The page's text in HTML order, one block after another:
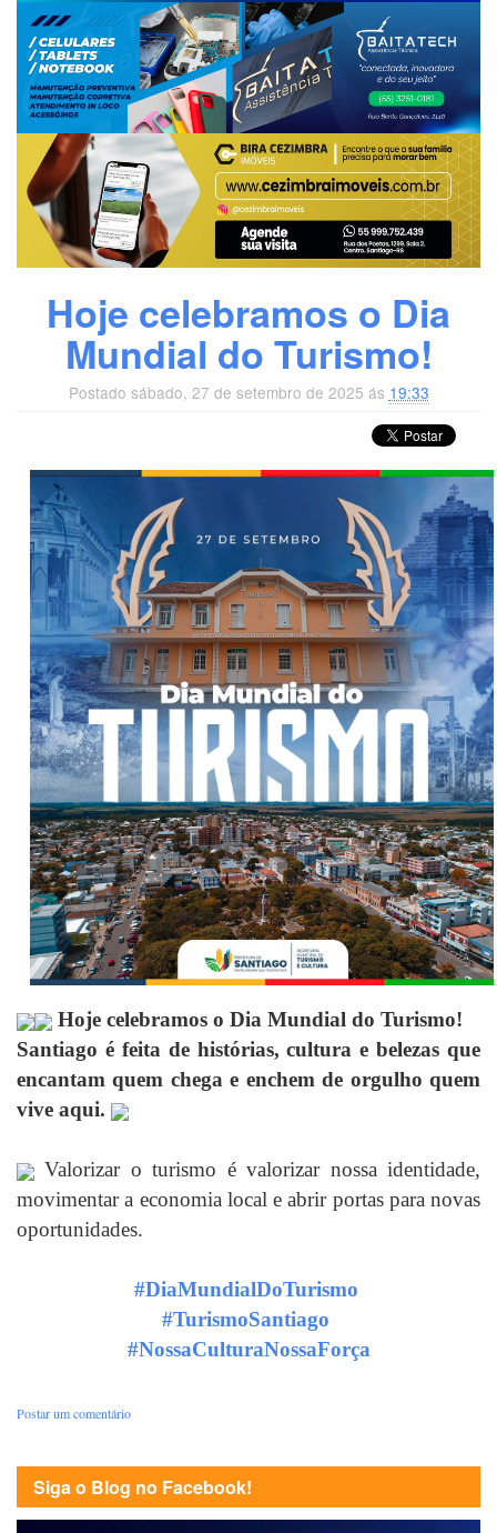
Hoje celebramos o Dia
Mundial do Turismo!
Postado sábado, 27 de setembro de 2025 ás 19:33
Hoje celebramos o Dia Mundial do Turismo!
Santiago é feita de histórias, cultura e belezas que
encantam quem chega e enchem de orgulho quem
vive aqui.
Valorizar o turismo é valorizar nossa identidade,
movimentar a economia local e abrir portas para novas
oportunidades.
#DiaMundialDoTurismo
#TurismoSantiago
#NossaCulturaNossaForça
Postar um comentário
Siga o Blog no Facebook!